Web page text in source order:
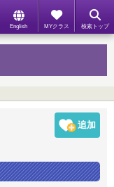
English MYクラス 検索トップ